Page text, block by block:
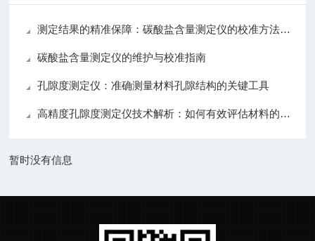
测定结果的精准保障：碳酸盐含量测定仪的校准方法与误差控制策略
碳酸盐含量测定仪的维护与校准指南
孔隙度测定仪：准确测量材料孔隙结构的关键工具
高精度孔隙度测定仪技术解析：如何有效评估材料的孔隙度与渗透性
暂时没有信息